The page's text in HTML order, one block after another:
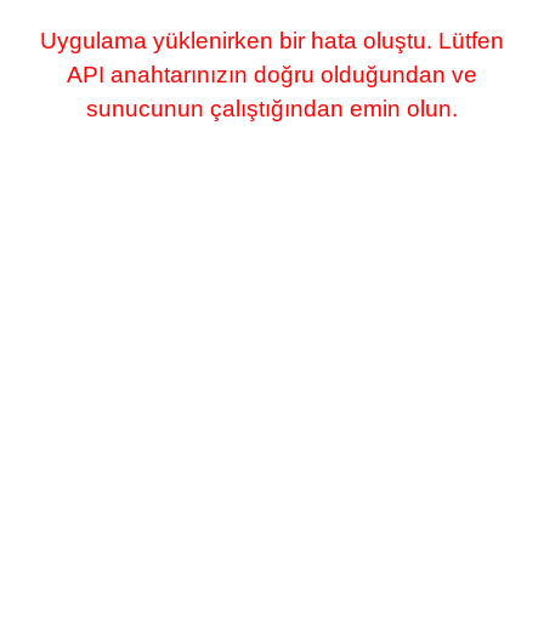
Uygulama yüklenirken bir hata oluştu. Lütfen
API anahtarınızın doğru olduğundan ve
sunucunun çalıştığından emin olun.